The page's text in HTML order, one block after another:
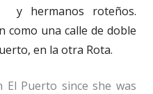
y hermanos roteños.
como una calle de doble
en la otra Rota.
Puerto since she was